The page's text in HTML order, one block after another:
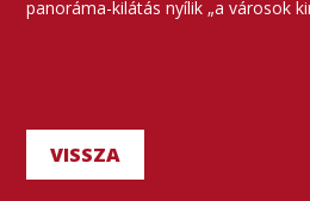
panoráma-kilátás nyílik „a városok
VISSZA